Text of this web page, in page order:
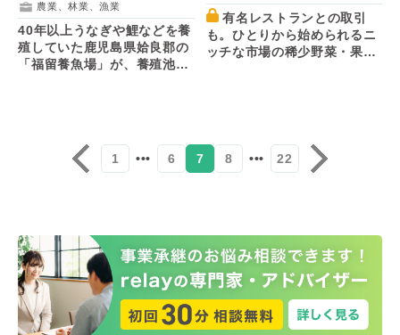
農業、林業、漁業
40年以上うなぎや鯉などを養
殖していた鹿児島県姶良郡の
「福留養魚場」が、養殖池を
有名レストランとの取引
も。ひとりから始められるニ
ッチな市場の稀少野菜・果物
1 ••• 6 7 8 ••• 22